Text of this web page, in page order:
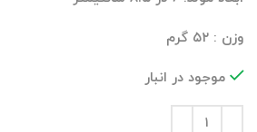
وزن : ۵۲ گرم
موجود در انبار